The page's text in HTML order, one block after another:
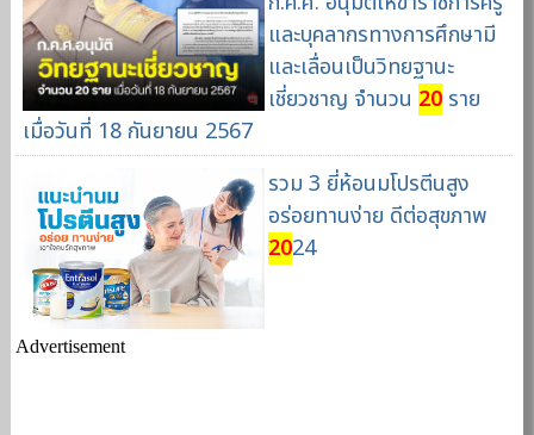
และบุคลากรทางการศึกษามี
และเลื่อนเป็นวิทยฐานะ
เชี่ยวชาญ จำนวน 20ราย
เมื่อวันที่ 18 กันยายน 2567
รวม 3 ยี่ห้อนมโปรตีนสูง
อร่อยทานง่าย ดีต่อสุขภาพ
2024
Advertisement